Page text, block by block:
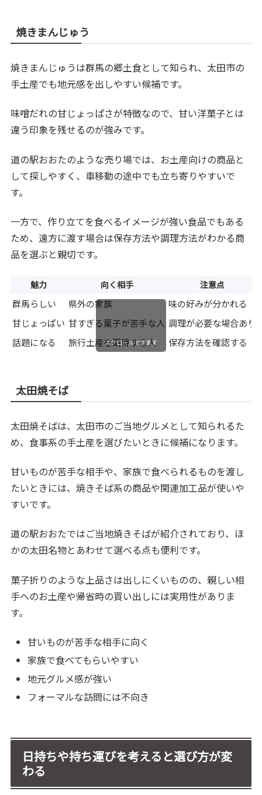
焼きまんじゅう
焼きまんじゅうは群馬の郷土食として知られ、太田市の
手土産でも地元感を出しやすい候補です。
味噌だれの甘じょっぱさが特徴なので、甘い洋菓子とは
違う印象を残せるのが強みです。
道の駅おおたのような売り場では、お土産向けの商品と
して探しやすく、車移動の途中でも立ち寄りやすいで
す。
一方で、作り立てを食べるイメージが強い食品でもある
ため、遠方に渡す場合は保存方法や調理方法がわかる商
品を選ぶと親切です。
魅力 向く相手 注意点
群馬らしい 県外の家族
味の好みが分かれる
甘じょっぱい 甘すぎる菓子が苦手な人 調理が必要な場合あり
話題になる
旅行土産を期待する人 保存方法を確認する
スクロールできます
太田焼そば
太田焼そばは、太田市のご当地グルメとして知られるた
め、食事系の手土産を選びたいときに候補になります。
甘いものが苦手な相手や、家族で食べられるものを渡し
たいときには、焼きそば系の商品や関連加工品が使いや
すいです。
道の駅おおたではご当地焼きそばが紹介されており、ほ
かの太田名物とあわせて選べる点も便利です。
菓子折りのような上品さは出しにくいものの、親しい相
手へのお土産や帰省時の買い出しには実用性がありま
す。
甘いものが苦手な相手に向く
家族で食べてもらいやすい
地元グルメ感が強い
フォーマルな訪問には不向き
日持ちや持ち運びを考えると選び方が変
わる